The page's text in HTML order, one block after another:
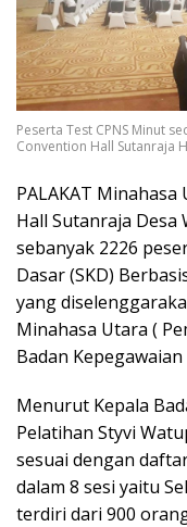
Peserta Test CPNS Minut
Convention Hall Sutanraja
PALAKAT
Hall Sutanraja Desa
sebanyak 2226
Dasar (SKD)
yang
Minahasa Utara (
Badan
Menurut Kepala
Pelatihan Styvi
sesuai dengan
dalam 8 sesi yaitu
terdiri dari 900